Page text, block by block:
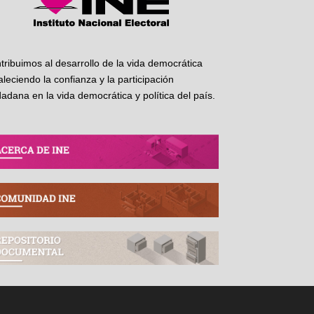
al desarrollo de la vida democrática
la confianza y la participación
en la vida democrática y política del país.